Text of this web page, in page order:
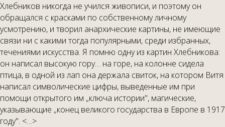
Хлебников никогда не учился живописи, и поэтому он
обращался с красками по собственному личному
усмотрению, и творил анархические картины, не имеющие
связи ни с какими тогда популярными, среди избранных,
течениями искусства. Я помню одну из картин Хлебникова:
он написал высокую гору… на горе, на колонне сидела
птица, в одной из лап она держала свиток, на котором Витя
написал символические цифры, выведенные им при
помощи открытого им „ключа истории", магические,
указывающие „конец великого государства в Европе в 1917
году". <…>